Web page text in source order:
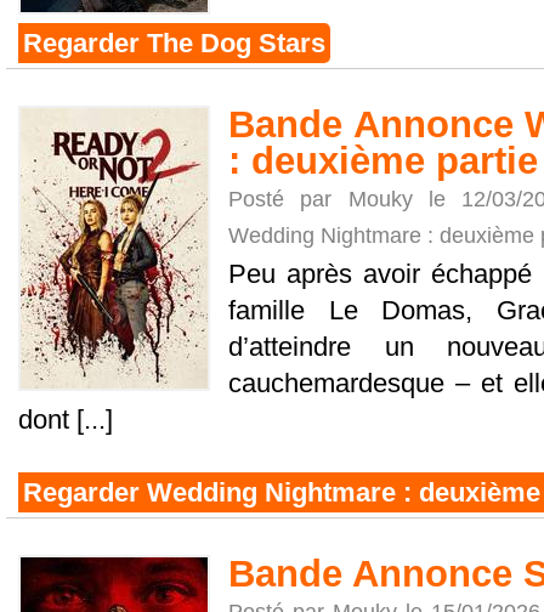
Regarder The Dog Stars
Bande Annonce
: deuxième partie
Posté par Mouky le 12/03/
Wedding Nightmare : deuxième
Peu après avoir
famille Le Domas,
d’atteindre un
cauchemardesque – et
dont [...]
Regarder Wedding Nightmare :
Bande Annonce